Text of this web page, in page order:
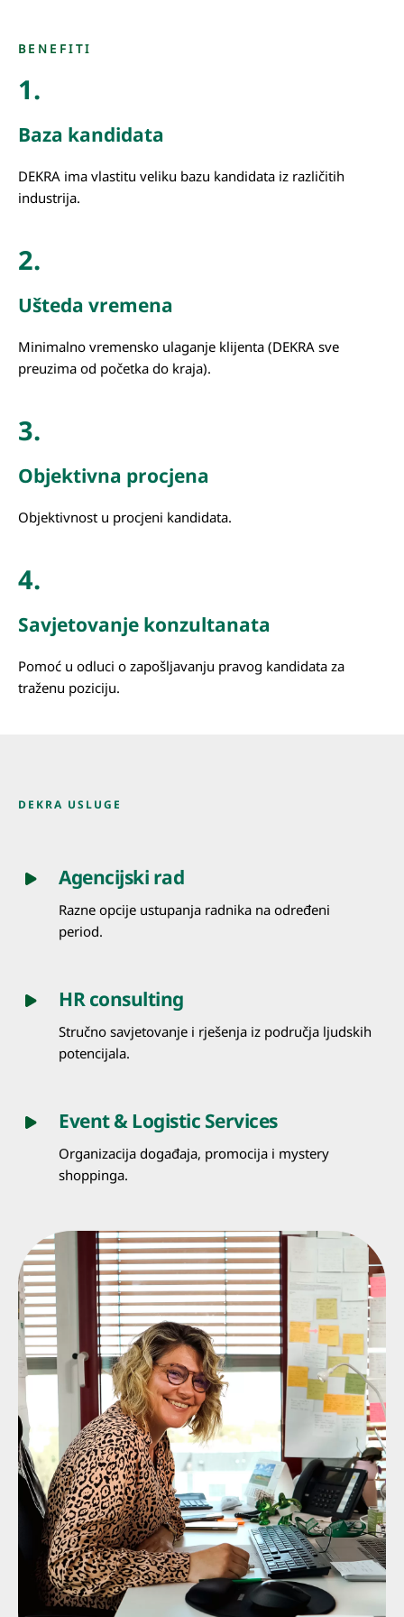
BENEFITI
1.
Baza kandidata
DEKRA ima vlastitu veliku bazu kandidata iz različitih
industrija.
2.
Ušteda vremena
Minimalno vremensko ulaganje klijenta (DEKRA sve
preuzima od početka do kraja).
3.
Objektivna procjena
Objektivnost u procjeni kandidata.
4.
Savjetovanje konzultanata
Pomoć u odluci o zapošljavanju pravog kandidata za
traženu poziciju.
DEKRA USLUGE
Agencijski rad
Razne opcije ustupanja radnika na određeni
period.
HR consulting
Stručno savjetovanje i rješenja iz područja ljudskih
potencijala.
Event & Logistic Services
Organizacija događaja, promocija i mystery
shoppinga.